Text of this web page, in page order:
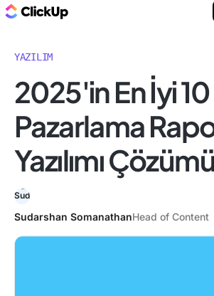
YAZILIM
2025'in En İyi
Pazarlama
Yazılımı Çözümü
Sudarshan SomanathanHead of Content